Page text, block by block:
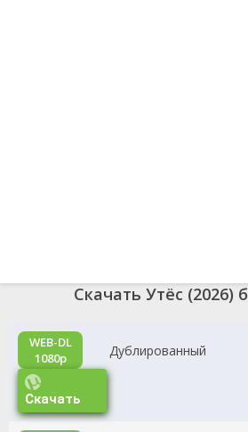
Скачать Утёс (2026)
WEB-DL
1080p
Дублированный
Скачать